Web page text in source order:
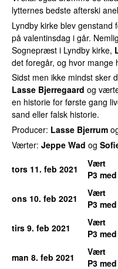
lytternes bedste afterski
Lyndby kirke blev
på valentinsdag i går.
Sognepræst i Lyndby kirke,
det foregår, og hvor mange
Sidst men ikke mindst sker
Lasse Bjerregaard og
en historie for første gang
sand eller falsk historie.
Producer: Lasse Bjerrum
Værter: Jeppe Wad og
tors 11. feb 2021
Vært
P3
ons 10. feb 2021
Vært
P3
tirs 9. feb 2021
Vært
P3
man 8. feb 2021
Vært
P3